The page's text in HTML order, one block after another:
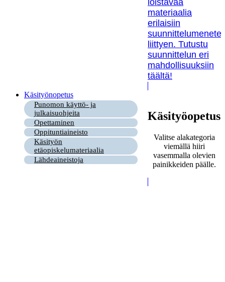
materiaalia
erilaisiin
liittyen. Tutustu
suunnittelun eri
mahdollisuuksiin
täältä!
Käsityönopetus
Punomon käyttö- ja
julkaisuohjeita
Opettaminen
Oppituntiaineisto
Käsityön
etäopiskelumateriaalia
Lähdeaineistoja
Käsityöopetus
Valitse alakategoria
viemällä hiiri
vasemmalla olevien
painikkeiden päälle.